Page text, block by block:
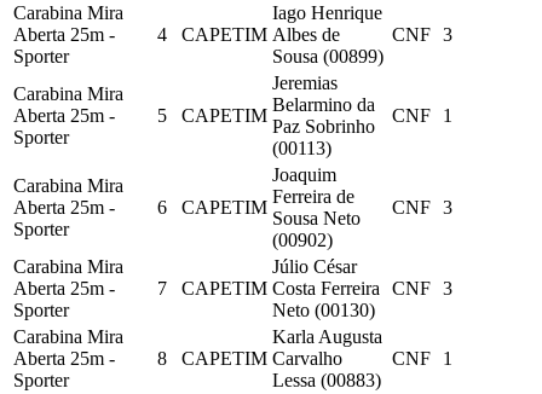
Carabina Mira
Aberta 25m -
Sporter
4 CAPETIM
Iago Henrique
Albes de
Sousa (00899)
CNF 3
Carabina Mira
Aberta 25m -
Sporter
5 CAPETIM
Jeremias
Belarmino da
Paz Sobrinho
(00113)
CNF 1
Carabina Mira
Aberta 25m -
Sporter
6 CAPETIM
Joaquim
Ferreira de
Sousa Neto
(00902)
CNF 3
Carabina Mira
Aberta 25m -
Sporter
7 CAPETIM
Júlio César
Costa Ferreira
Neto (00130)
CNF 3
Carabina Mira
Aberta 25m -
Sporter
8 CAPETIM
Karla Augusta
Carvalho
Lessa (00883)
CNF 1